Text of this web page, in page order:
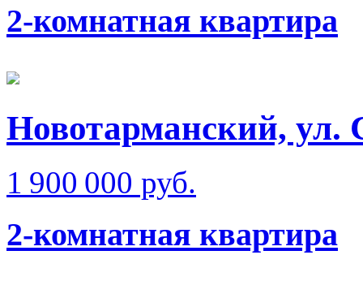
2-комнатная квартира
Новотарманский,
1 900 000 руб.
2-комнатная квартира